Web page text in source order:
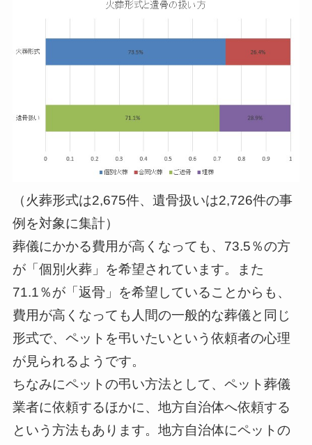
（火葬形式は2,675件、遺骨扱いは2,726件の事
例を対象に集計）
葬儀にかかる費用が高くなっても、73.5％の方
が「個別火葬」を希望されています。また
71.1％が「返骨」を希望していることからも、
費用が高くなっても人間の一般的な葬儀と同じ
形式で、ペットを弔いたいという依頼者の心理
が見られるようです。
ちなみにペットの弔い方法として、ペット葬儀
業者に依頼するほかに、地方自治体へ依頼する
という方法もあります。地方自治体にペットの